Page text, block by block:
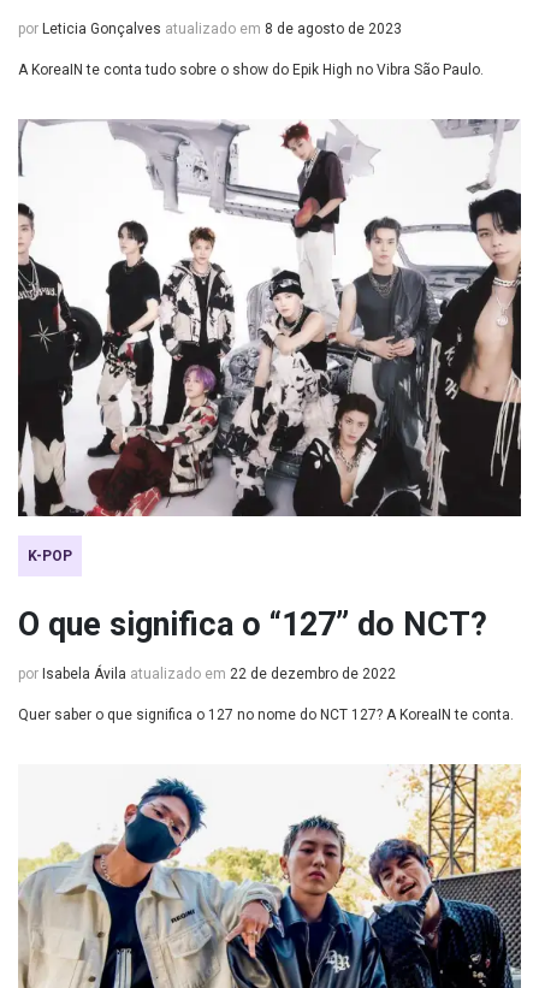
por Leticia Gonçalves atualizado em 8 de agosto de 2023
A KoreaIN te conta tudo sobre o show do Epik High no Vibra São Paulo.
K-POP
O que significa o “127” do NCT?
por Isabela Ávila atualizado em 22 de dezembro de 2022
Quer saber o que significa o 127 no nome do NCT 127? A KoreaIN te conta.